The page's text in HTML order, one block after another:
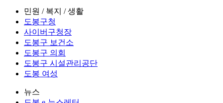
민원 / 복지 / 생활
도봉구청
사이버구청장
도봉구 보건소
도봉구 의회
도봉구 시설관리공단
도봉 여성
뉴스